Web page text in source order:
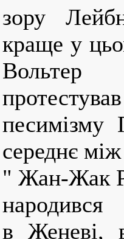
зору
краще у
Вольтер
середнє
" Жан-Жак
народився
в Женеві,